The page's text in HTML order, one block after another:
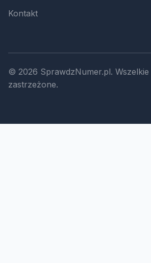
Kontakt
© 2026 SprawdzNumer.pl.
zastrzeżone.